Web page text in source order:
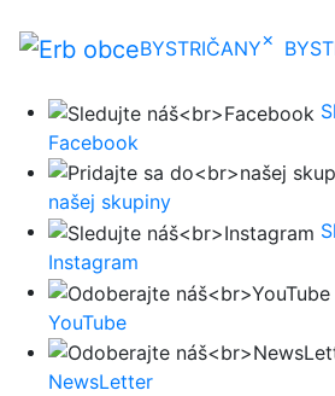
BYSTRIČANY×
Facebook
našej skupiny
Instagram
YouTube
NewsLetter